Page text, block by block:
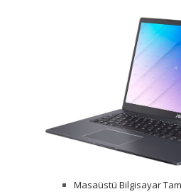
Masaüstü Bilgisayar